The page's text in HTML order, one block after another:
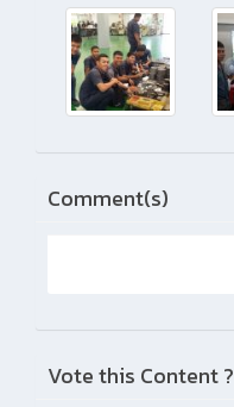
Comment(s)
Vote this Content ?